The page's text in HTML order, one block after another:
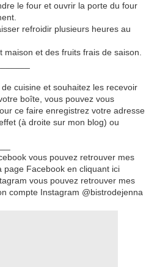
le four et ouvrir la porte du four
refroidir plusieurs heures au
et des fruits frais de saison.
cuisine et souhaitez les recevoir
boîte, vous pouvez vous
ce faire enregistrez votre adresse
(à droite sur mon blog) ou
vous pouvez retrouver mes
page Facebook en cliquant ici
vous pouvez retrouver mes
compte Instagram @bistrodejenna